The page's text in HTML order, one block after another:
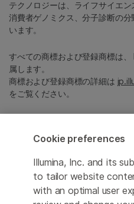
テクノロジーは、ライフサイエン
消費者ゲノミクス、分子診断の
います。
すべての商標および登録商標は
属します。
商標および登録商標の詳細は
をご覧ください。
© 2026 Illumina, Inc. All rights
Cookie preferences
Illumina, Inc. and its
to tailor website
with an optimal user